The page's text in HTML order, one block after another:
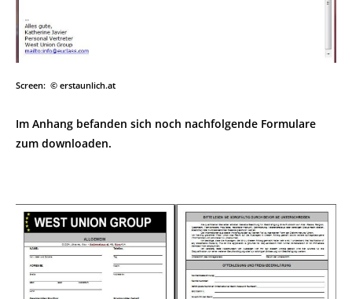
Screen: © erstaunlich.at
Im Anhang befanden sich noch nachfolgende Formulare
zum downloaden.